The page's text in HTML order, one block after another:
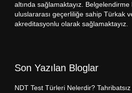
altında sağlamaktayız. Belgelendirme
uluslararası geçerliliğe sahip Türkak
akreditasyonlu olarak sağlamaktayız.
Son Yazılan Bloglar
NDT Test Türleri Nelerdir?